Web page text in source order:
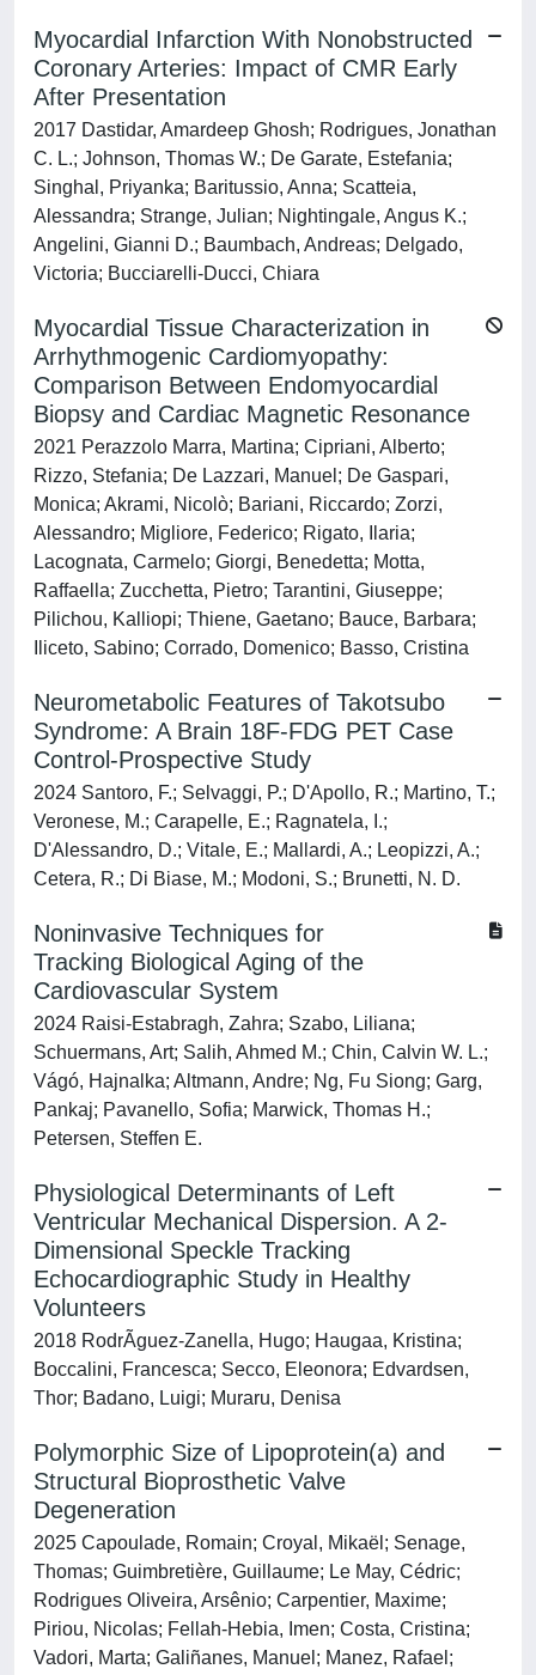
Myocardial Infarction With Nonobstructed
Coronary Arteries: Impact of CMR Early
After Presentation
2017 Dastidar, Amardeep Ghosh; Rodrigues, Jonathan
C. L.; Johnson, Thomas W.; De Garate, Estefania;
Singhal, Priyanka; Baritussio, Anna; Scatteia,
Alessandra; Strange, Julian; Nightingale, Angus K.;
Angelini, Gianni D.; Baumbach, Andreas; Delgado,
Victoria; Bucciarelli-Ducci, Chiara
Myocardial Tissue Characterization in
Arrhythmogenic Cardiomyopathy:
Comparison Between Endomyocardial
Biopsy and Cardiac Magnetic Resonance
2021 Perazzolo Marra, Martina; Cipriani, Alberto;
Rizzo, Stefania; De Lazzari, Manuel; De Gaspari,
Monica; Akrami, Nicolò; Bariani, Riccardo; Zorzi,
Alessandro; Migliore, Federico; Rigato, Ilaria;
Lacognata, Carmelo; Giorgi, Benedetta; Motta,
Raffaella; Zucchetta, Pietro; Tarantini, Giuseppe;
Pilichou, Kalliopi; Thiene, Gaetano; Bauce, Barbara;
Iliceto, Sabino; Corrado, Domenico; Basso, Cristina
Neurometabolic Features of Takotsubo
Syndrome: A Brain 18F-FDG PET Case
Control-Prospective Study
2024 Santoro, F.; Selvaggi, P.; D'Apollo, R.; Martino, T.;
Veronese, M.; Carapelle, E.; Ragnatela, I.;
D'Alessandro, D.; Vitale, E.; Mallardi, A.; Leopizzi, A.;
Cetera, R.; Di Biase, M.; Modoni, S.; Brunetti, N. D.
Noninvasive Techniques for
Tracking Biological Aging of the
Cardiovascular System
2024 Raisi-Estabragh, Zahra; Szabo, Liliana;
Schuermans, Art; Salih, Ahmed M.; Chin, Calvin W. L.;
Vágó, Hajnalka; Altmann, Andre; Ng, Fu Siong; Garg,
Pankaj; Pavanello, Sofia; Marwick, Thomas H.;
Petersen, Steffen E.
Physiological Determinants of Left
Ventricular Mechanical Dispersion. A 2-
Dimensional Speckle Tracking
Echocardiographic Study in Healthy
Volunteers
2018 RodrÃ­guez-Zanella, Hugo; Haugaa, Kristina;
Boccalini, Francesca; Secco, Eleonora; Edvardsen,
Thor; Badano, Luigi; Muraru, Denisa
Polymorphic Size of Lipoprotein(a) and
Structural Bioprosthetic Valve
Degeneration
2025 Capoulade, Romain; Croyal, Mikaël; Senage,
Thomas; Guimbretière, Guillaume; Le May, Cédric;
Rodrigues Oliveira, Arsênio; Carpentier, Maxime;
Piriou, Nicolas; Fellah-Hebia, Imen; Costa, Cristina;
Vadori, Marta; Galiñanes, Manuel; Manez, Rafael;